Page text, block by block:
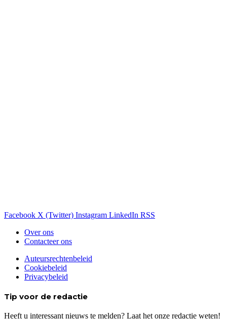
Facebook X (Twitter) Instagram LinkedIn RSS
Over ons
Contacteer ons
Auteursrechtenbeleid
Cookiebeleid
Privacybeleid
Tip voor de redactie
Heeft u interessant nieuws te melden? Laat het onze redactie weten!